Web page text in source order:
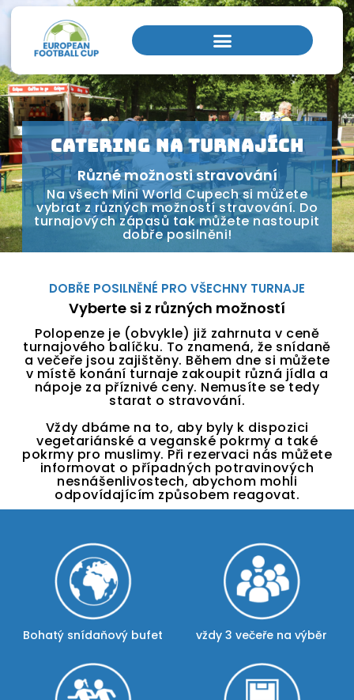
Domovská stránka / Catering
Catering na turnajích
Různé možnosti stravování
Na všech Mini World Cupech si můžete
vybrat z různých možností stravování. Do
turnajových zápasů tak můžete nastoupit
dobře posilněni!
DOBŘE POSILNĚNÉ PRO VŠECHNY TURNAJE
Vyberte si z různých možností
Polopenze je (obvykle) již zahrnuta v ceně
turnajového balíčku. To znamená, že snídaně
a večeře jsou zajištěny. Během dne si můžete
v místě konání turnaje zakoupit různá jídla a
nápoje za příznivé ceny. Nemusíte se tedy
starat o stravování.
Vždy dbáme na to, aby byly k dispozici
vegetariánské a veganské pokrmy a také
pokrmy pro muslimy. Při rezervaci nás můžete
informovat o případných potravinových
nesnášenlivostech, abychom mohli
odpovídajícím způsobem reagovat.
Bohatý snídaňový bufet vždy 3 večeře na výběr